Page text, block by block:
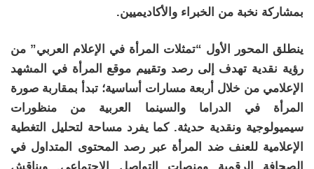
بمشاركة نخبة من الخبراء والأكاديميين.
ينطلق المحور الأول “تمثلات المرأة في الإعلام العربي” من
رؤية نقدية تهدف إلى رصد وتقييم موقع المرأة في المشهد
الإعلامي من خلال أربعة مسارات أساسية؛ تبدأ بمقاربة صورة
المرأة في الدراما والسينما العربية من منظورات
سيميولوجية ونقدية حديثة. كما يفرد مساحة لتحليل التغطية
الإعلامية للعنف ضد المرأة عبر رصد المحتوى المتداول في
الصحافة الرقمية ومنصات التواصل الاجتماعي. ويناقش